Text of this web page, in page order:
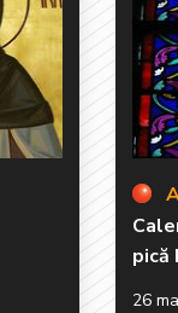
pică
26